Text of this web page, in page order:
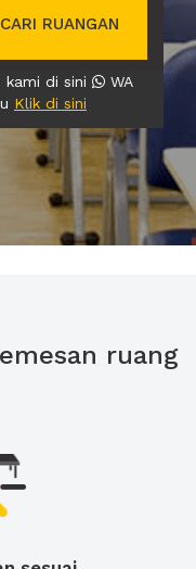
CARI RUANGAN
kami di sini
WA
Klik di sini
ruang